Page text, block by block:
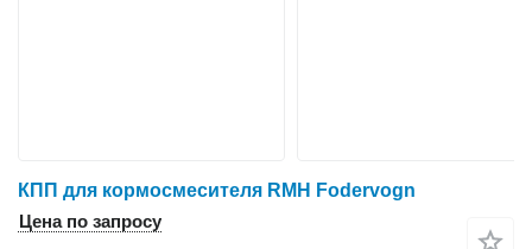
КПП для кормосмесителя RMH Fodervogn
Цена по запросу